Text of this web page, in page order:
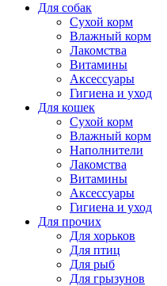
Для собак
Сухой корм
Влажный корм
Лакомства
Витамины
Аксессуары
Гигиена и уход
Для кошек
Сухой корм
Влажный корм
Наполнители
Лакомства
Витамины
Аксессуары
Гигиена и уход
Для прочих
Для хорьков
Для птиц
Для рыб
Для грызунов